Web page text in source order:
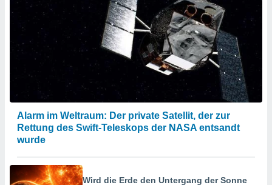
Alarm im Weltraum: Der private Satellit, der zur
Rettung des Swift-Teleskops der NASA entsandt
wurde
Wird die Erde den Untergang der Sonne